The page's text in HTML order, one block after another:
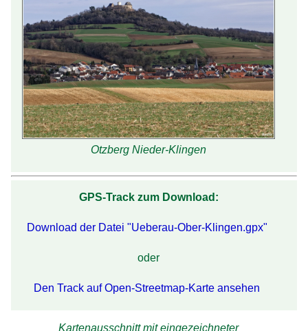
Otzberg Nieder-Klingen
GPS-Track zum Download:
Download der Datei "Ueberau-Ober-Klingen.gpx"
oder
Den Track auf Open-Streetmap-Karte ansehen
Kartenausschnitt mit eingezeichneter